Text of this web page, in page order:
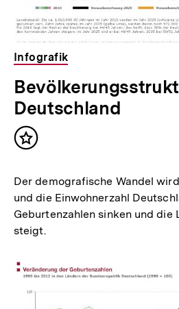
Infografik
Deutschland
Inhalt
Der demografische Wandel
und die Einwohnerzahl
Geburtenzahlen sinken und die
steigt.